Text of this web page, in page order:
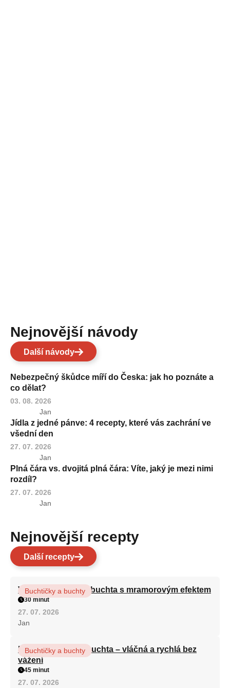
Nejnovější návody
Další návody
Nebezpečný škůdce míří do Česka: jak ho poznáte a
co dělat?
03. 08. 2026
Jan
Jídla z jedné pánve: 4 recepty, které vás zachrání ve
všední den
27. 07. 2026
Jan
Plná čára vs. dvojitá plná čára: Víte, jaký je mezi nimi
rozdíl?
27. 07. 2026
Jan
Nejnovější recepty
Další recepty
Vláčná olejová litá buchta s mramorovým efektem
Buchtičky a buchty
30 minut
27. 07. 2026
Jan
Hrnková maková buchta – vláčná a rychlá bez
vážení
Buchtičky a buchty
45 minut
27. 07. 2026